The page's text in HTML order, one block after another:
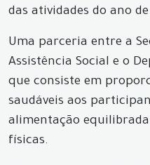
das atividades do ano de
Uma parceria entre a
Assistência Social e o
que consiste em
saudáveis aos
alimentação
físicas.